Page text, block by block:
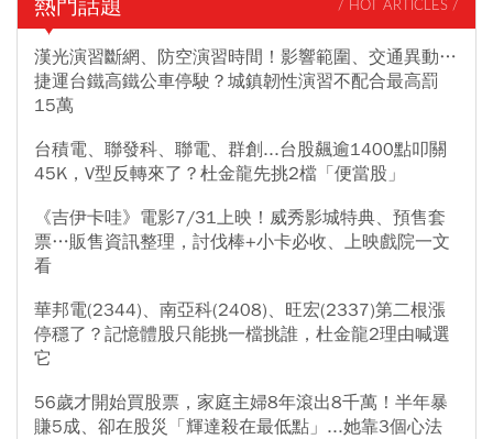
熱門話題 / HOT ARTICLES /
漢光演習斷網、防空演習時間！影響範圍、交通異動…
捷運台鐵高鐵公車停駛？城鎮韌性演習不配合最高罰
15萬
台積電、聯發科、聯電、群創...台股飆逾1400點叩關
45K，V型反轉來了？杜金龍先挑2檔「便當股」
《吉伊卡哇》電影7/31上映！威秀影城特典、預售套
票…販售資訊整理，討伐棒+小卡必收、上映戲院一文
看
華邦電(2344)、南亞科(2408)、旺宏(2337)第二根漲
停穩了？記憶體股只能挑一檔挑誰，杜金龍2理由喊選
它
56歲才開始買股票，家庭主婦8年滾出8千萬！半年暴
賺5成、卻在股災「輝達殺在最低點」...她靠3個心法